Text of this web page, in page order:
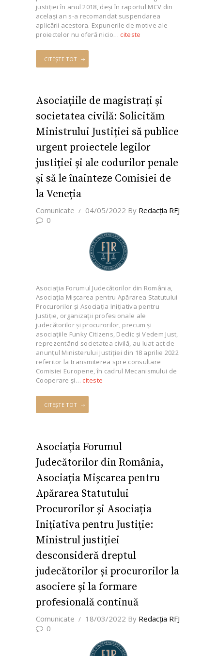
justiției în anul 2018, deși în raportul MCV din
același an s-a recomandat suspendarea
aplicării acestora. Expunerile de motive ale
proiectelor nu oferă nicio… citeste
CITEȘTE TOT
Asociațiile de magistrați și
societatea civilă: Solicităm
Ministrului Justiției să publice
urgent proiectele legilor
justiției și ale codurilor penale
și să le înainteze Comisiei de
la Veneția
Comunicate 04/05/2022 By Redacţia RFJ
0
Asociația Forumul Judecătorilor din România,
Asociația Mișcarea pentru Apărarea Statutului
Procurorilor și Asociația Inițiativa pentru
Justiție, organizații profesionale ale
judecătorilor și procurorilor, precum și
asociațiile Funky Citizens, Declic și Vedem Just,
reprezentând societatea civilă, au luat act de
anunțul Ministerului Justiției din 18 aprilie 2022
referitor la transmiterea spre consultare
Comisiei Europene, în cadrul Mecanismului de
Cooperare și… citeste
CITEȘTE TOT
Asociaţia Forumul
Judecătorilor din România,
Asociația Mișcarea pentru
Apărarea Statutului
Procurorilor și Asociația
Inițiativa pentru Justiție:
Ministrul justiției
desconsideră dreptul
judecătorilor și procurorilor la
asociere și la formare
profesională continuă
Comunicate 18/03/2022 By Redacţia RFJ
0